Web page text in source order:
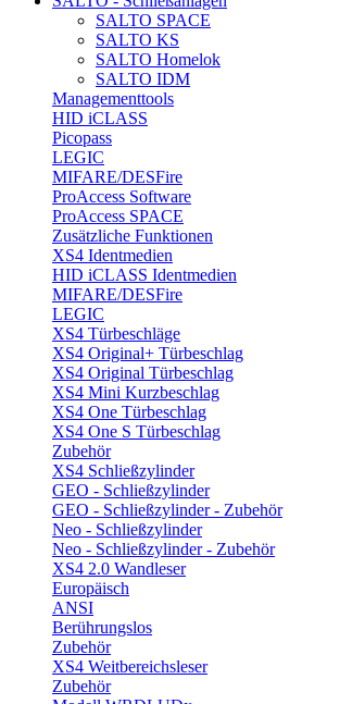
SALTO SPACE
SALTO KS
SALTO Homelok
SALTO IDM
Managementtools
HID iCLASS
Picopass
LEGIC
MIFARE/DESFire
ProAccess Software
ProAccess SPACE
Zusätzliche Funktionen
XS4 Identmedien
HID iCLASS Identmedien
MIFARE/DESFire
LEGIC
XS4 Türbeschläge
XS4 Original+ Türbeschlag
XS4 Original Türbeschlag
XS4 Mini Kurzbeschlag
XS4 One Türbeschlag
XS4 One S Türbeschlag
Zubehör
XS4 Schließzylinder
GEO - Schließzylinder
GEO - Schließzylinder - Zubehör
Neo - Schließzylinder
Neo - Schließzylinder - Zubehör
XS4 2.0 Wandleser
Europäisch
ANSI
Berührungslos
Zubehör
XS4 Weitbereichsleser
Zubehör